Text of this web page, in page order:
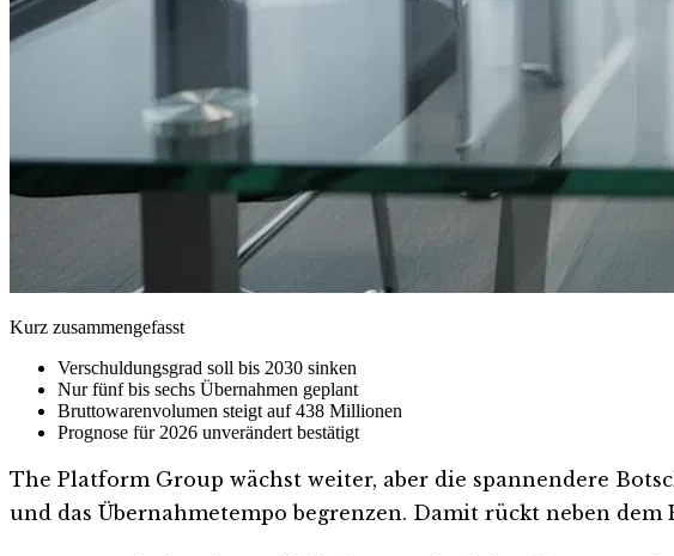
Kurz zusammengefasst
Verschuldungsgrad soll bis 2030 sinken
Nur fünf bis sechs Übernahmen geplant
Bruttowarenvolumen steigt auf 438 Millionen
Prognose für 2026 unverändert bestätigt
The Platform Group wächst weiter, aber die spannendere
und das Übernahmetempo begrenzen. Damit rückt neben